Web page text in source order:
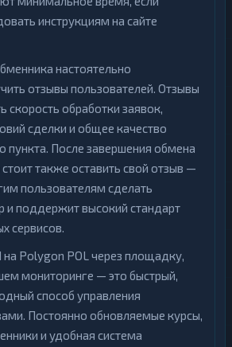
инструкциям на сайте
настоятельно
отзывы пользователей. Отзывы
скорость обработки заявок,
сделки и общее качество
пункта. После завершения обмена
также оставить свой отзыв —
пользователям сделать
и поддержит высокий стандарт
сервисов.
Polygon POL через площадку,
мониторинге — это быстрый,
способ управления
Постоянно обновляемые курсы,
и удобная система